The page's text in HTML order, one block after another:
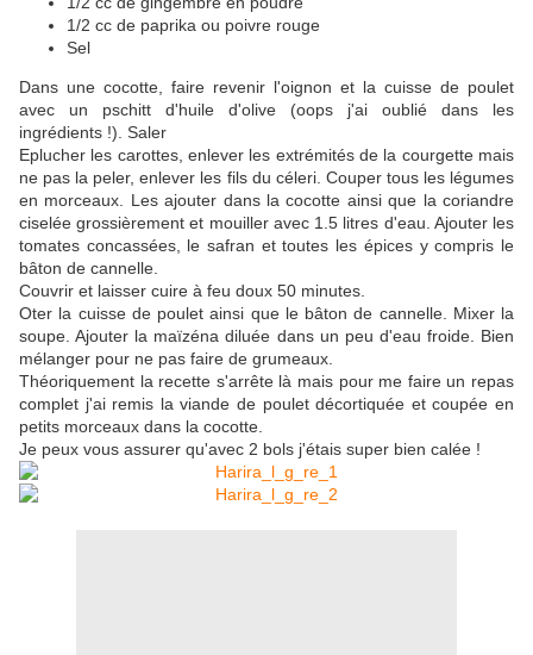
1/2 cc de paprika ou poivre rouge
Sel
Dans une cocotte, faire revenir l'oignon et la cuisse de poulet
avec un pschitt d'huile d'olive (oops j'ai oublié dans les
ingrédients !). Saler
Eplucher les carottes, enlever les extrémités de la courgette mais
ne pas la peler, enlever les fils du céleri. Couper tous les légumes
en morceaux. Les ajouter dans la cocotte ainsi que la coriandre
ciselée grossièrement et mouiller avec 1.5 litres d'eau. Ajouter les
tomates concassées, le safran et toutes les épices y compris le
bâton de cannelle.
Couvrir et laisser cuire à feu doux 50 minutes.
Oter la cuisse de poulet ainsi que le bâton de cannelle. Mixer la
soupe. Ajouter la maïzéna diluée dans un peu d'eau froide. Bien
mélanger pour ne pas faire de grumeaux.
Théoriquement la recette s'arrête là mais pour me faire un repas
complet j'ai remis la viande de poulet décortiquée et coupée en
petits morceaux dans la cocotte.
Je peux vous assurer qu'avec 2 bols j'étais super bien calée !